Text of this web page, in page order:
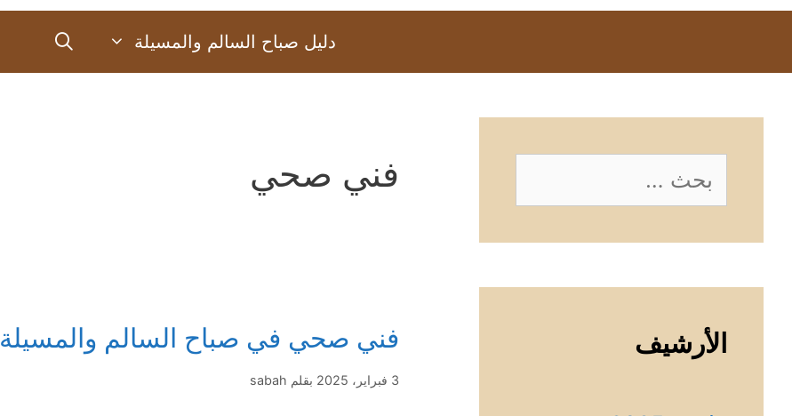
دليل صباح السالم والمسيلة
فني صحي
فني صحي في صباح السالم والمسيلة
3 فبراير، 2025 بقلم sabah
البحث
عن:
الأرشيف